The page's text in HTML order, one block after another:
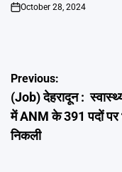
on
October 28, 2024
Post
navigation
Previous:
(Job) देहरादून :
में ANM के 391 पदों पर
निकली